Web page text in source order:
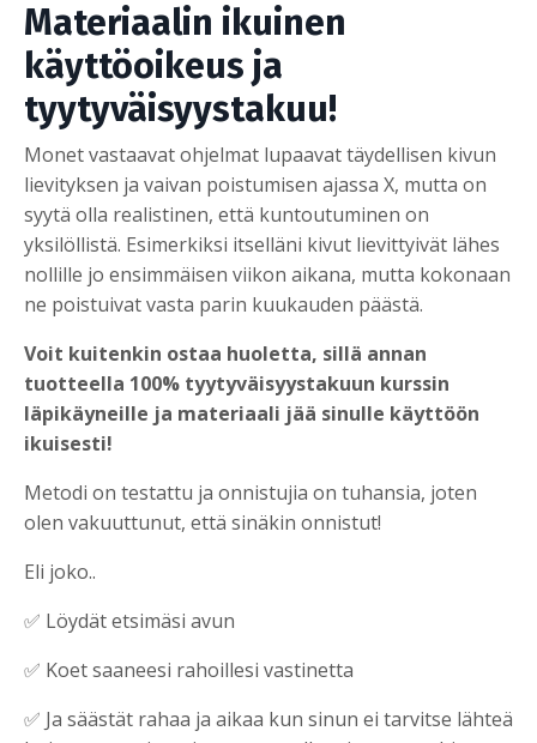
Materiaalin ikuinen
käyttöoikeus ja
tyytyväisyystakuu!
Monet vastaavat ohjelmat lupaavat täydellisen kivun
lievityksen ja vaivan poistumisen ajassa X, mutta on
syytä olla realistinen, että kuntoutuminen on
yksilöllistä. Esimerkiksi itselläni kivut lievittyivät lähes
nollille jo ensimmäisen viikon aikana, mutta kokonaan
ne poistuivat vasta parin kuukauden päästä.
Voit kuitenkin ostaa huoletta, sillä annan
tuotteella 100% tyytyväisyystakuun kurssin
läpikäyneille ja materiaali jää sinulle käyttöön
ikuisesti!
Metodi on testattu ja onnistujia on tuhansia, joten
olen vakuuttunut, että sinäkin onnistut!
Eli joko..
✅ Löydät etsimäsi avun
✅ Koet saaneesi rahoillesi vastinetta
✅ Ja säästät rahaa ja aikaa kun sinun ei tarvitse lähteä